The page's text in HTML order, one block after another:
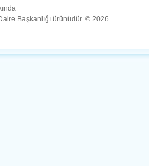
Başkanlığı ürünüdür. © 2026